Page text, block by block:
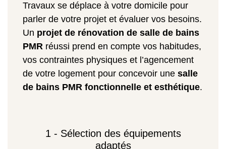
Travaux se déplace à votre domicile pour
parler de votre projet et évaluer vos besoins.
Un projet de rénovation de salle de bains
PMR réussi prend en compte vos habitudes,
vos contraintes physiques et l’agencement
de votre logement pour concevoir une salle
de bains PMR fonctionnelle et esthétique.
1 - Sélection des équipements
adaptés